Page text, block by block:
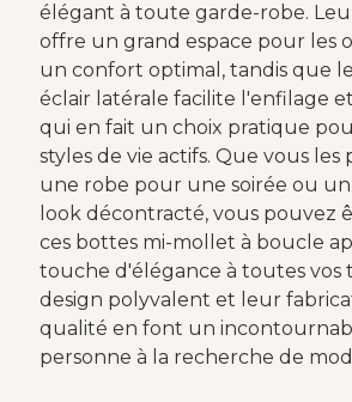
élégant à toute garde-robe.
offre un grand espace pour les
un confort optimal, tandis que
éclair latérale facilite l'enfilage
qui en fait un choix pratique
styles de vie actifs. Que vous les
une robe pour une soirée ou
look décontracté, vous pouvez
ces bottes mi-mollet à boucle
touche d'élégance à toutes vos
design polyvalent et leur
qualité en font un
personne à la recherche de